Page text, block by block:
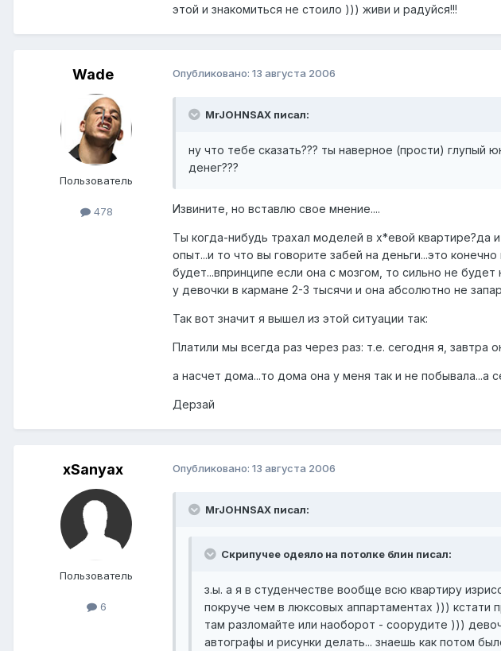
этой и знакомиться не стоило ))) живи и радуйся!!!
Wade
Пользователь
478
Опубликовано: 13 августа 2006
MrJOHNSAX писал:
ну что тебе сказать??? ты наверное (прости) глупый
денег???
Извините, но вставлю свое мнение....
Ты когда-нибудь трахал моделей в х*евой квартире?да
опыт...и то что вы говорите забей на деньги...это
будет...впринципе если она с мозгом, то сильно не
у девочки в кармане 2-3 тысячи и она абсолютно не
Так вот значит я вышел из этой ситуации так:
Платили мы всегда раз через раз: т.е. сегодня я, завтра
а насчет дома...то дома она у меня так и не
Дерзай
xSanyax
Пользователь
6
Опубликовано: 13 августа 2006
MrJOHNSAX писал:
Скрипучее одеяло на потолке блин писал:
з.ы. а я в студенчестве вообще всю квартиру
покруче чем в люксовых аппартаментах ))) кстати
там разломайте или наоборот - соорудите )))
автографы и рисунки делать... знаешь как потом